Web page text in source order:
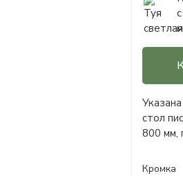
стол
800 мм,
Кромка